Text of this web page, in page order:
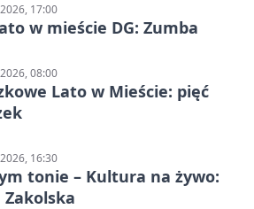
17:00
w mieście DG: Zumba
08:00
Lato w Mieście: pięć
16:30
tonie – Kultura na żywo: